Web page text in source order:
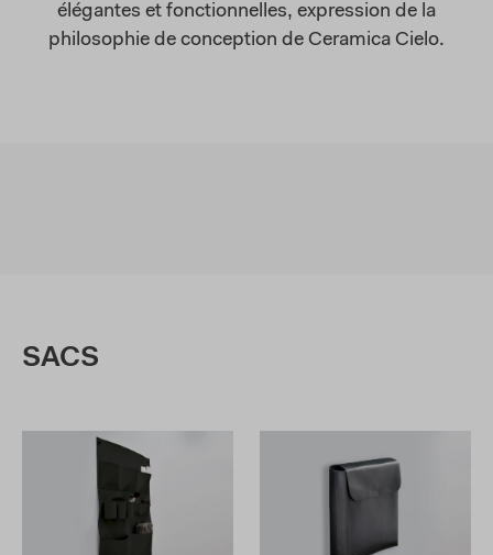
élégantes et fonctionnelles, expression de la
philosophie de conception de Ceramica Cielo.
SACS